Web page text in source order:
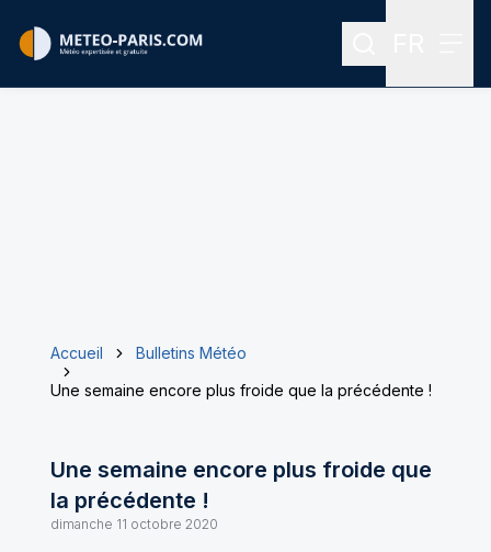
Rechercher
Accueil
Bulletins Météo
Une semaine encore plus froide que la précédente !
Une semaine encore plus froide que
la précédente !
dimanche 11 octobre 2020